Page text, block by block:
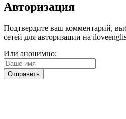
Авторизация
Подтвердите ваш комментарий,
сетей для авторизации на
Или анонимно: